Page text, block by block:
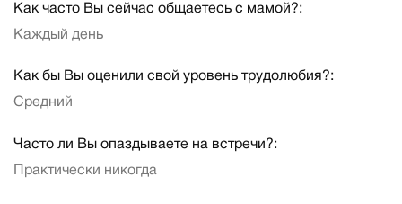
Как часто Вы сейчас общаетесь с мамой?:
Каждый день
Как бы Вы оценили свой уровень трудолюбия?:
Средний
Часто ли Вы опаздываете на встречи?:
Практически никогда